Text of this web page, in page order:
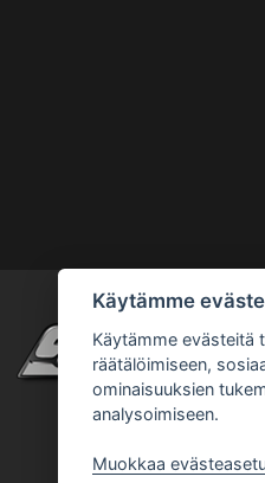
Käytämme
Käytämme evästeitä
räätälöimiseen,
ominaisuuksien
analysoimiseen.
Muokkaa